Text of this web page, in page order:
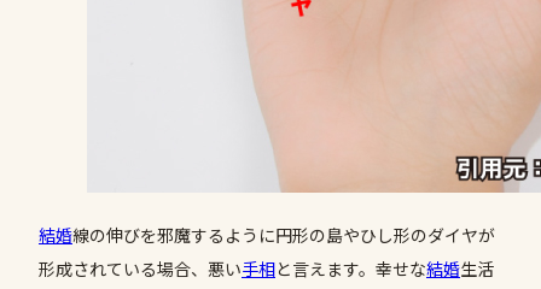
結婚線の伸びを邪魔するように円形の島やひし形のダイヤが
形成されている場合、悪い手相と言えます。幸せな結婚生活